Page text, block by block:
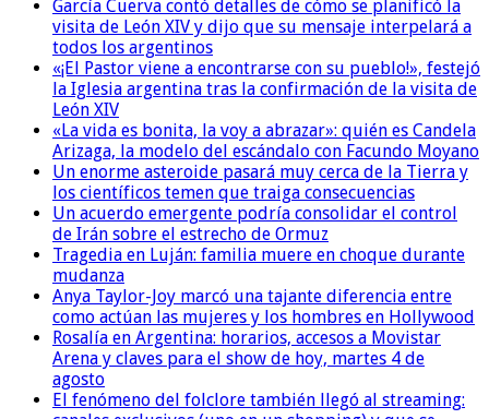
García Cuerva contó detalles de cómo se planificó la
visita de León XIV y dijo que su mensaje interpelará a
todos los argentinos
«¡El Pastor viene a encontrarse con su pueblo!», festejó
la Iglesia argentina tras la confirmación de la visita de
León XIV
«La vida es bonita, la voy a abrazar»: quién es Candela
Arizaga, la modelo del escándalo con Facundo Moyano
Un enorme asteroide pasará muy cerca de la Tierra y
los científicos temen que traiga consecuencias
Un acuerdo emergente podría consolidar el control
de Irán sobre el estrecho de Ormuz
Tragedia en Luján: familia muere en choque durante
mudanza
Anya Taylor-Joy marcó una tajante diferencia entre
como actúan las mujeres y los hombres en Hollywood
Rosalía en Argentina: horarios, accesos a Movistar
Arena y claves para el show de hoy, martes 4 de
agosto
El fenómeno del folclore también llegó al streaming: